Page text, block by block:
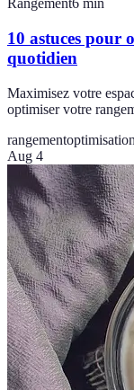
Rangement6 min
10 astuces pour
quotidien
Maximisez votre
optimiser votre
rangementoptimisation
Aug 4